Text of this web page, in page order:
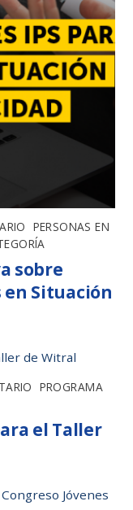
PERSONAS EN
sobre
en Situación
PROGRAMA
el Taller